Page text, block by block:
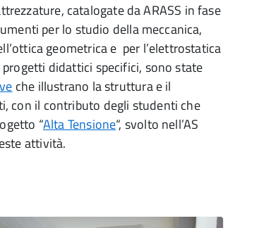
catalogate da ARASS in fase
per lo studio della meccanica,
geometrica e per l’elettrostatica
didattici specifici, sono state
che illustrano la struttura e il
con il contributo degli studenti che
“Alta Tensione“, svolto nell’AS
attività.